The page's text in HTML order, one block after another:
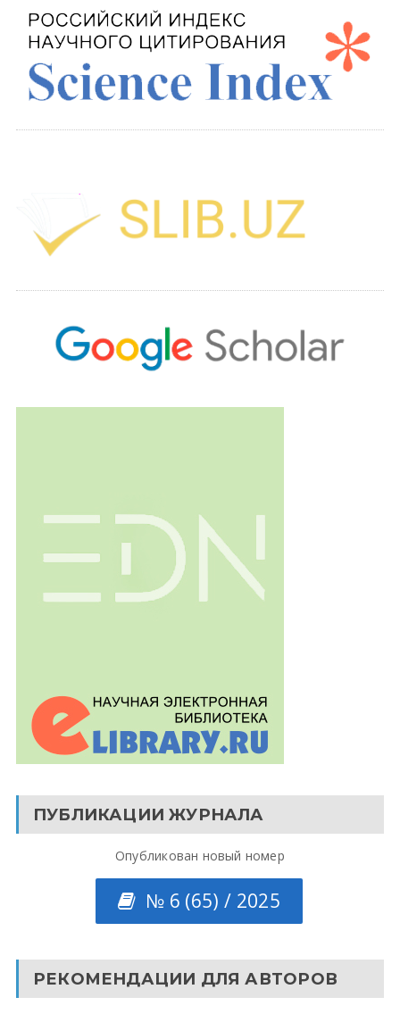
ПУБЛИКАЦИИ ЖУРНАЛА
Опубликован новый номер
№ 6 (65) / 2025
РЕКОМЕНДАЦИИ ДЛЯ АВТОРОВ